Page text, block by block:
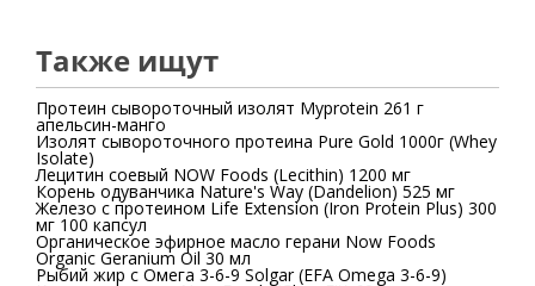
Также ищут
Протеин сывороточный изолят Myprotein 261 г
апельсин-манго
Изолят сывороточного протеина Pure Gold 1000г (Whey
Isolate)
Лецитин соевый NOW Foods (Lecithin) 1200 мг
Корень одуванчика Nature's Way (Dandelion) 525 мг
Железо с протеином Life Extension (Iron Protein Plus) 300
мг 100 капсул
Органическое эфирное масло герани Now Foods
Organic Geranium Oil 30 мл
Рыбий жир с Омега 3-6-9 Solgar (EFA Omega 3-6-9)